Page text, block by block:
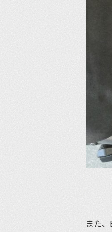
また